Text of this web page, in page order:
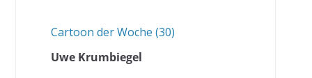
Cartoon der Woche (30)
Uwe Krumbiegel